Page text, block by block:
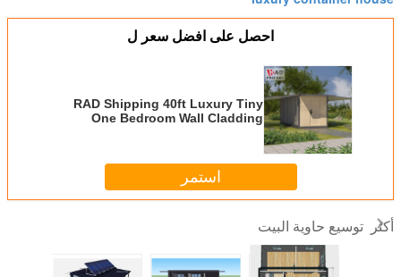
احصل على افضل سعر ل
RAD Shipping 40ft Luxury Tiny
One Bedroom Wall Cladding
House
استمر
أكثر توسيع حاوية البيت